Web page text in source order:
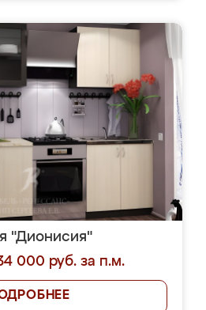
"Дионисия"
000 руб. за п.м.